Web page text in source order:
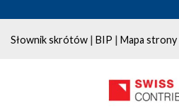
Słownik skrótów | BIP | Mapa strony